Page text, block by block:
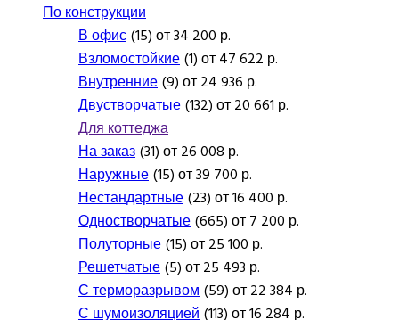
По конструкции
В офис(15) от 34 200 р.
Взломостойкие(1) от 47 622 р.
Внутренние(9) от 24 936 р.
Двустворчатые(132) от 20 661 р.
Для коттеджа
На заказ(31) от 26 008 р.
Наружные(15) от 39 700 р.
Нестандартные(23) от 16 400 р.
Одностворчатые(665) от 7 200 р.
Полуторные(15) от 25 100 р.
Решетчатые(5) от 25 493 р.
С терморазрывом(59) от 22 384 р.
С шумоизоляцией(113) от 16 284 р.